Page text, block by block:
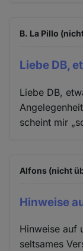
B. La Pillo
Liebe DB,
Liebe DB,
scheint mir
Alfons (nicht
Hinweise
Hinweise auf
seltsames